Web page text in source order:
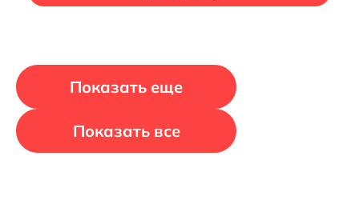
Показать еще
Показать все